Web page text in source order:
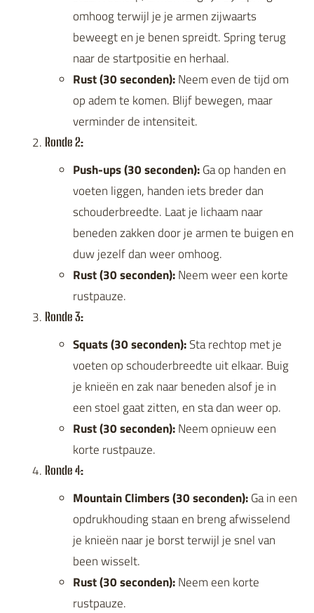
omhoog terwijl je je armen zijwaarts
beweegt en je benen spreidt. Spring terug
naar de startpositie en herhaal.
Rust (30 seconden):Neem even de tijd om
op adem te komen. Blijf bewegen, maar
verminder de intensiteit.
Ronde 2:
Push-ups (30 seconden):Ga op handen en
voeten liggen, handen iets breder dan
schouderbreedte. Laat je lichaam naar
beneden zakken door je armen te buigen en
duw jezelf dan weer omhoog.
Rust (30 seconden):Neem weer een korte
rustpauze.
Ronde 3:
Squats (30 seconden):Sta rechtop met je
voeten op schouderbreedte uit elkaar. Buig
je knieën en zak naar beneden alsof je in
een stoel gaat zitten, en sta dan weer op.
Rust (30 seconden):Neem opnieuw een
korte rustpauze.
Ronde 4:
Mountain Climbers (30 seconden):Ga in een
opdrukhouding staan en breng afwisselend
je knieën naar je borst terwijl je snel van
been wisselt.
Rust (30 seconden):Neem een korte
rustpauze.